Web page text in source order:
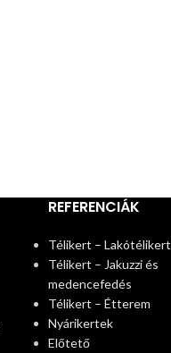
REFERENCIÁK
Télikert – Lakótélikert
Télikert – Jakuzzi és
medencefedés
Télikert – Étterem
Nyárikertek
Előtető